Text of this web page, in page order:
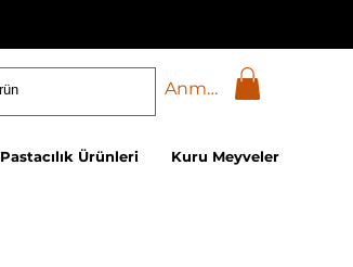
Anmelden
Pastacılık Ürünleri Kuru Meyveler